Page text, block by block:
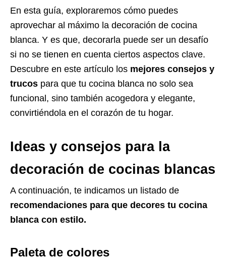
En esta guía, exploraremos cómo puedes
aprovechar al máximo la decoración de cocina
blanca. Y es que, decorarla puede ser un desafío
si no se tienen en cuenta ciertos aspectos clave.
Descubre en este artículo los mejores consejos y
trucos para que tu cocina blanca no solo sea
funcional, sino también acogedora y elegante,
convirtiéndola en el corazón de tu hogar.
Ideas y consejos para la
decoración de cocinas blancas
A continuación, te indicamos un listado de
recomendaciones para que decores tu cocina
blanca con estilo.
Paleta de colores